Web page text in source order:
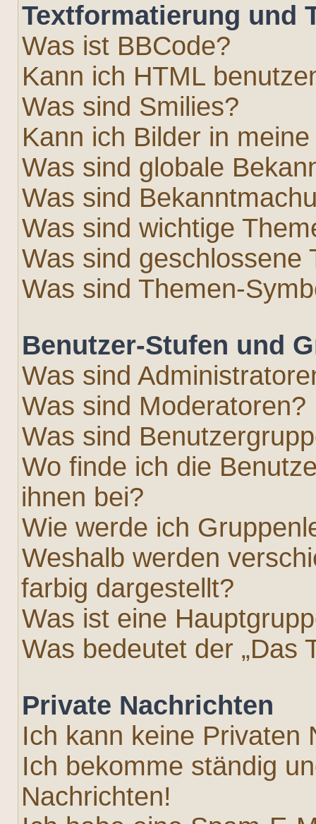
Textformatierung und
Was ist BBCode?
Kann ich HTML
Was sind Smilies?
Kann ich Bilder in
Was sind globale
Was sind
Was sind wichtige
Was sind geschlossene
Was sind Themen-
Benutzer-Stufen und
Was sind
Was sind Moderatoren?
Was sind
Wo finde ich die
ihnen bei?
Wie werde ich
Weshalb werden
farbig dargestellt?
Was ist eine
Was bedeutet der „Das
Private Nachrichten
Ich kann keine Privaten
Ich bekomme ständig
Nachrichten!